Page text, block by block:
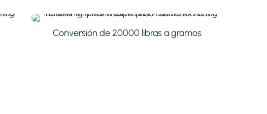
Conversión de 20000 libras a gramos